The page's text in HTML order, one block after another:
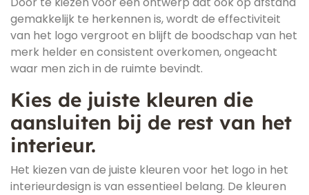
gemakkelijk te herkennen is, wordt de effectiviteit
van het logo vergroot en blijft de boodschap van het
merk helder en consistent overkomen, ongeacht
waar men zich in de ruimte bevindt.
Kies de juiste kleuren die
aansluiten bij de rest van het
interieur.
Het kiezen van de juiste kleuren voor het logo in het
interieurdesign is van essentieel belang. De kleuren